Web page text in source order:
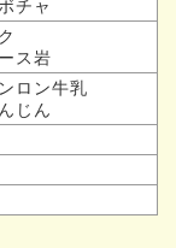
チャ
ス岩
ロン牛乳
じん